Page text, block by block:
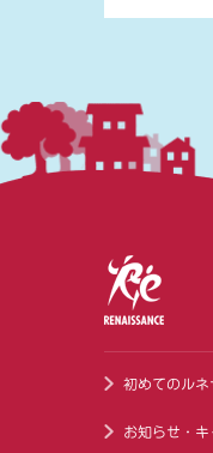
初めてのルネ
お知らせ・キ